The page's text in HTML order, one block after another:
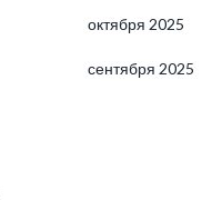
октября 2025
сентября 2025